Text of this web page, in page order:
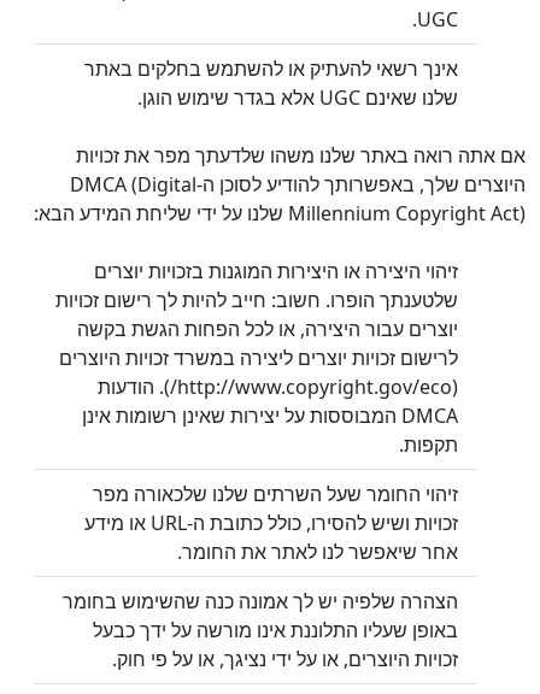
UGC.
אינך רשאי להעתיק או להשתמש בחלקים באתר
שלנו שאינם UGC אלא בגדר שימוש הוגן.
אם אתה רואה באתר שלנו משהו שלדעתך מפר את זכויות
היוצרים שלך, באפשרותך להודיע לסוכן ה-DMCA (Digital
Millennium Copyright Act) שלנו על ידי שליחת המידע הבא:
זיהוי היצירה או היצירות המוגנות בזכויות יוצרים
שלטענתך הופרו. חשוב: חייב להיות לך רישום זכויות
יוצרים עבור היצירה, או לכל הפחות הגשת בקשה
לרישום זכויות יוצרים ליצירה במשרד זכויות היוצרים
(http://www.copyright.gov/eco/). הודעות
DMCA המבוססות על יצירות שאינן רשומות אינן
תקפות.
זיהוי החומר שעל השרתים שלנו שלכאורה מפר
זכויות ושיש להסירו, כולל כתובת ה-URL או מידע
אחר שיאפשר לנו לאתר את החומר.
הצהרה שלפיה יש לך אמונה כנה שהשימוש בחומר
באופן שעליו התלוננת אינו מורשה על ידך כבעל
זכויות היוצרים, או על ידי נציגך, או על פי חוק.